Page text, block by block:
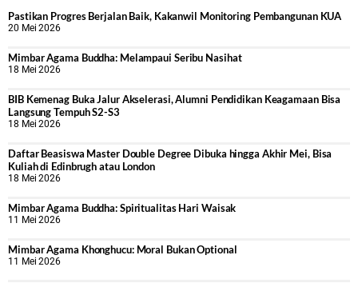
Pastikan Progres Berjalan Baik, Kakanwil Monitoring Pembangunan KUA
20 Mei 2026
Mimbar Agama Buddha: Melampaui Seribu Nasihat
18 Mei 2026
BIB Kemenag Buka Jalur Akselerasi, Alumni Pendidikan Keagamaan Bisa
Langsung Tempuh S2-S3
18 Mei 2026
Daftar Beasiswa Master Double Degree Dibuka hingga Akhir Mei, Bisa
Kuliah di Edinbrugh atau London
18 Mei 2026
Mimbar Agama Buddha: Spiritualitas Hari Waisak
11 Mei 2026
Mimbar Agama Khonghucu: Moral Bukan Optional
11 Mei 2026